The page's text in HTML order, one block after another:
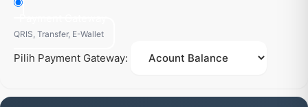
QRIS, Transfer, E-Wallet
Pilih Payment Gateway: